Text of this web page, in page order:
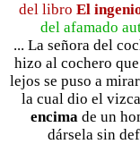
del libro El
del afamado
... La señora del
hizo al cochero
lejos se puso a
la cual dio el
encimade un
dársela sin